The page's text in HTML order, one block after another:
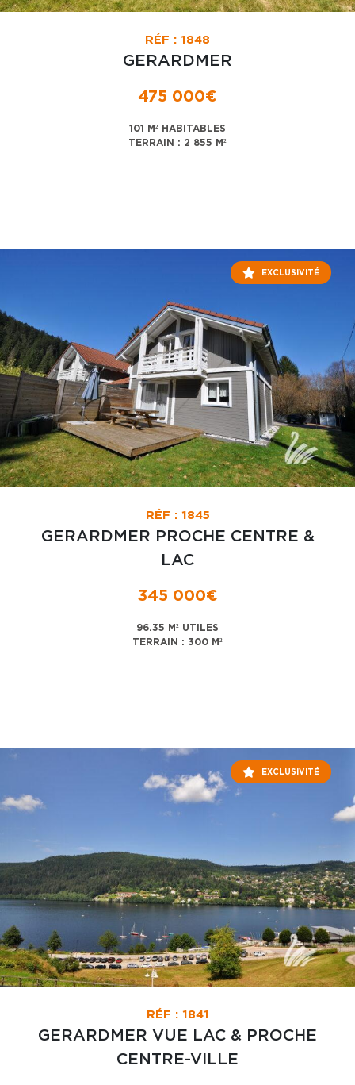
RÉF : 1848
GERARDMER
475 000€
101 M² HABITABLES
TERRAIN : 2 855 M²
EXCLUSIVITÉ
RÉF : 1845
GERARDMER PROCHE CENTRE &
LAC
345 000€
96.35 M² UTILES
TERRAIN : 300 M²
EXCLUSIVITÉ
RÉF : 1841
GERARDMER VUE LAC & PROCHE
CENTRE-VILLE